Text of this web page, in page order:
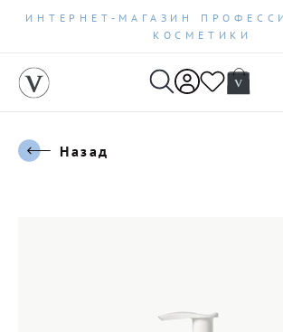
ИНТЕРНЕТ-МАГАЗИН
КОСМЕТИКИ
Назад